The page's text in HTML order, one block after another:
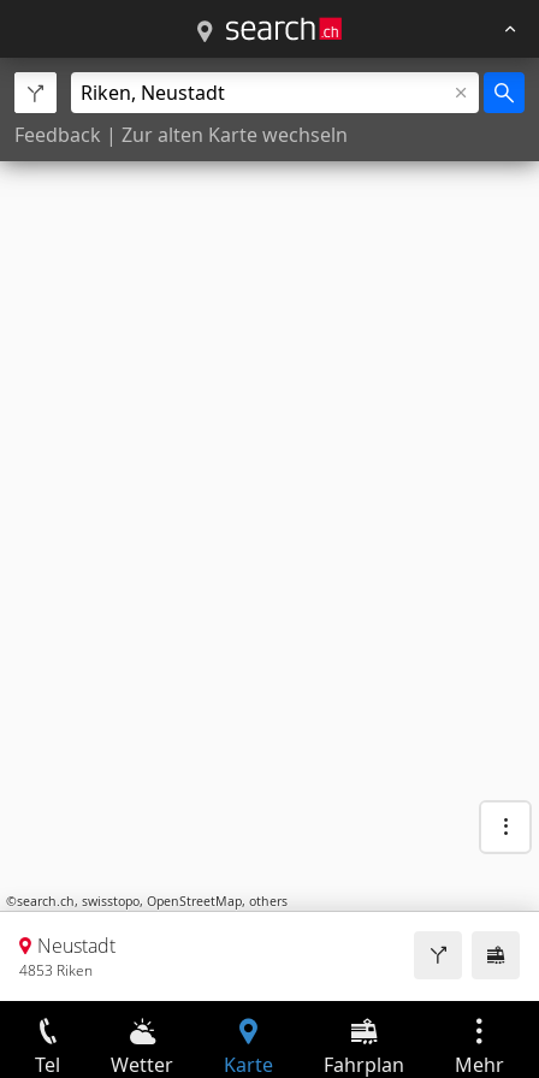
Feedback | Zur alten Karte wechseln
©search.ch, swisstopo, OpenStreetMap, others
Neustadt
4853 Riken
Tel Wetter Karte Fahrplan Mehr